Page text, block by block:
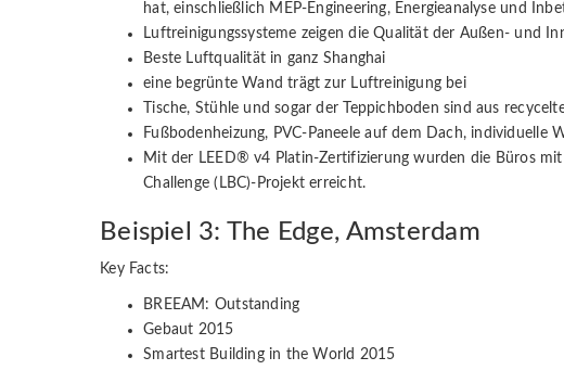
hat, einschließlich MEP-Engineering, Energieanalyse und
Luftreinigungssysteme zeigen die Qualität der Außen- und
Beste Luftqualität in ganz Shanghai
eine begrünte Wand trägt zur Luftreinigung bei
Tische, Stühle und sogar der Teppichboden sind aus
Fußbodenheizung, PVC-Paneele auf dem Dach,
Mit der LEED® v4 Platin-Zertifizierung wurden die Büros
Challenge (LBC)-Projekt erreicht.
Beispiel 3: The Edge, Amsterdam
Key Facts:
BREEAM: Outstanding
Gebaut 2015
Smartest Building in the World 2015